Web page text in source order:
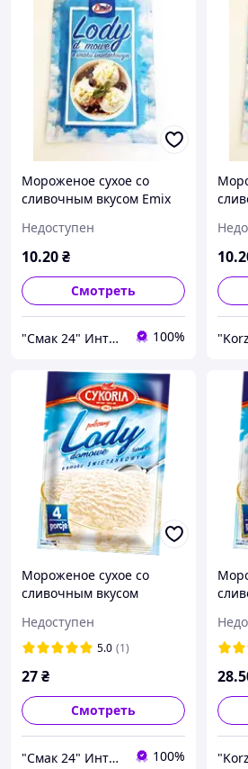
Мороженое сухое со
сливочным вкусом Emix
Недоступен
10.20₴
Смотреть
"Смак 24" Интернет-магазин 100%
10
Мороженое сухое со
сливочным вкусом
порции)
Недоступен
5.0 (1)
27₴
Смотреть
"Смак 24" Интернет-магазин 100%
28